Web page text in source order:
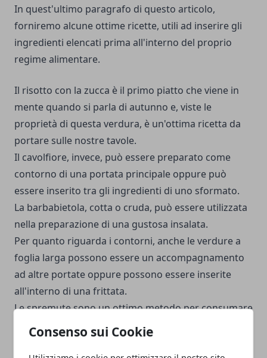
Consenso sui Cookie
In quest'ultimo paragrafo di questo articolo,
forniremo alcune ottime ricette, utili ad inserire gli
ingredienti elencati prima all'interno del proprio
regime alimentare.
Il risotto con la zucca è il primo piatto che viene in
mente quando si parla di autunno e, viste le
proprietà di questa verdura, è un'ottima ricetta da
portare sulle nostre tavole.
Il cavolfiore, invece, può essere preparato come
contorno di una portata principale oppure può
essere inserito tra gli ingredienti di uno sformato.
La barbabietola, cotta o cruda, può essere utilizzata
nella preparazione di una gustosa insalata.
Per quanto riguarda i contorni, anche le verdure a
foglia larga possono essere un accompagnamento
ad altre portate oppure possono essere inserite
all'interno di una frittata.
Le spremute sono un ottimo metodo per consumare
gli agrumi, che sono ottimi anche mangiati come